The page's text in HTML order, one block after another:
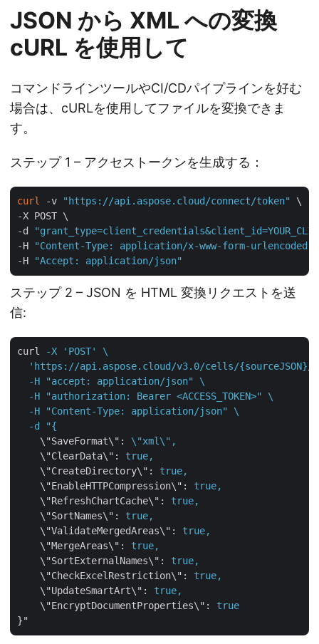
JSON から XML への変換
cURL を使用して
コマンドラインツールやCI/CDパイプラインを好む
場合は、cURLを使用してファイルを変換できま
す。
ステップ 1 – アクセストークンを生成する：
curl -v "https://api.aspose.cloud/connect/token"
\
-X POST \
-d
-H
"Content-Type: application/x-www-form-urlencoded"
-H
"Accept: application/json"
ステップ 2 – JSON を HTML 変換リクエストを送
信:
curl
-X 'POST' \
'https://api.aspose.cloud/v3.0/cells/
  -H "accept: application/json" \
  -H "authorization: Bearer <ACCESS_TOKEN>" \
  -H "Content-Type: application/json" \
  -d "{
\"SaveFormat\" : \"xml\",
\"ClearData\" : true,
\"CreateDirectory\" : true,
\"EnableHTTPCompression\" : true,
\"RefreshChartCache\" : true,
\"SortNames\" : true,
\"ValidateMergedAreas\" : true,
\"MergeAreas\" : true,
\"SortExternalNames\" : true,
\"CheckExcelRestriction\" : true,
\"UpdateSmartArt\" : true,
\"EncryptDocumentProperties\" : true
}"